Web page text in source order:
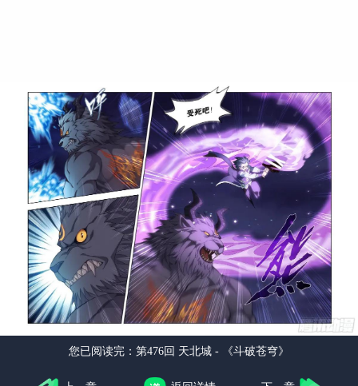
您已阅读完： 第476回 天北城 - 《斗破苍穹》